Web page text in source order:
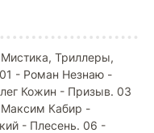
Триллеры,
- Роман Незнаю -
Кожин - Призыв. 03
Кабир -
- Плесень. 06 -